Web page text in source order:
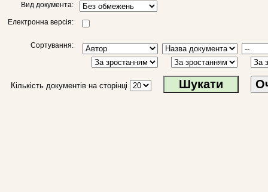
Вид документа:
Електронна версія:
Сортування:
Кількість документів на сторінці